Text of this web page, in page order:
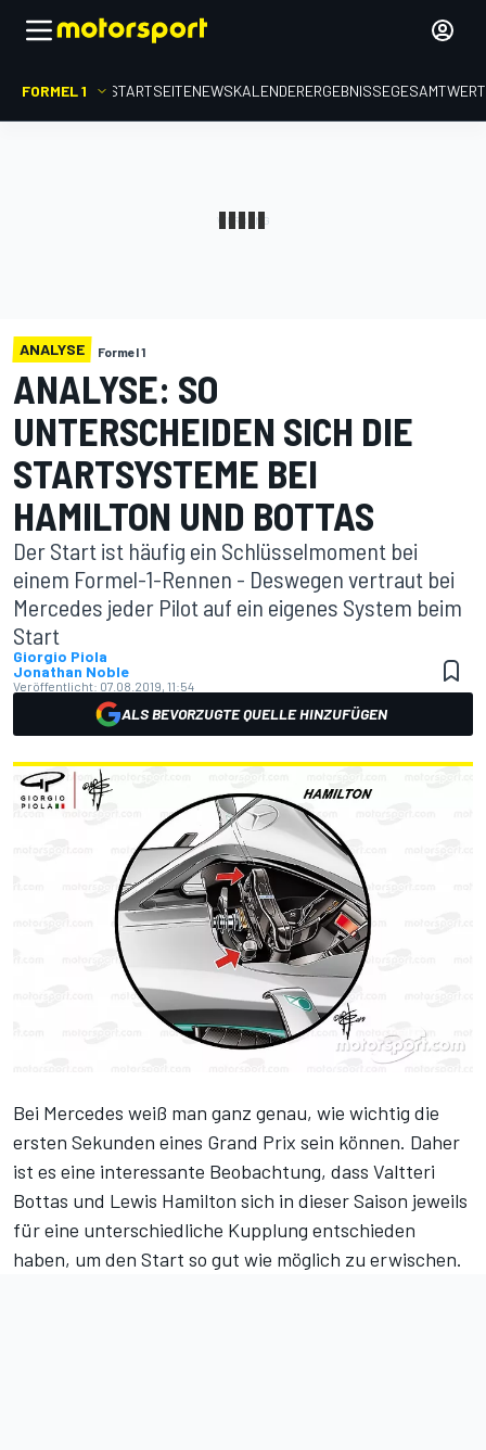
FORMEL 1 STARTSEITENEWSKALENDERERGEBNISSE
ANALYSE Formel 1
ANALYSE: SO
UNTERSCHEIDEN SICH DIE
STARTSYSTEME BEI
HAMILTON UND BOTTAS
Der Start ist häufig ein Schlüsselmoment bei
einem Formel-1-Rennen - Deswegen vertraut bei
Mercedes jeder Pilot auf ein eigenes System beim
Start
Giorgio Piola
Jonathan Noble
Veröffentlicht: 07.08.2019, 11:54
ALS BEVORZUGTE QUELLE HINZUFÜGEN
Bei Mercedes weiß man ganz genau, wie wichtig die
ersten Sekunden eines Grand Prix sein können. Daher
ist es eine interessante Beobachtung, dass Valtteri
Bottas und Lewis Hamilton sich in dieser Saison jeweils
für eine unterschiedliche Kupplung entschieden
haben, um den Start so gut wie möglich zu erwischen.